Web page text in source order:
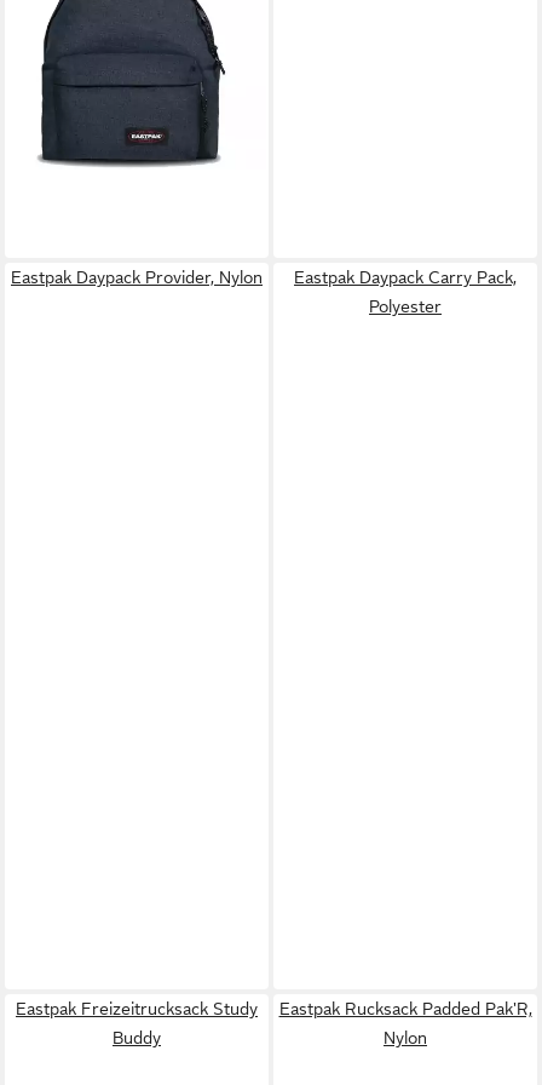
´r triple denim (1-tlg)
ab 50,79 €
lieferbar - in 7-9 Werktagen bei dir
Eastpak Daypack Provider, Nylon
Eastpak Daypack Carry Pack,
Polyester
Eastpak Freizeitrucksack Study
Buddy
Eastpak Rucksack Padded Pak'R,
Nylon